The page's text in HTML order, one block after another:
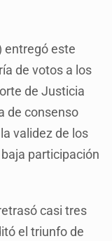
entregó este
de votos a los
de Justicia
de consenso
validez de los
participación
casi tres
el triunfo de